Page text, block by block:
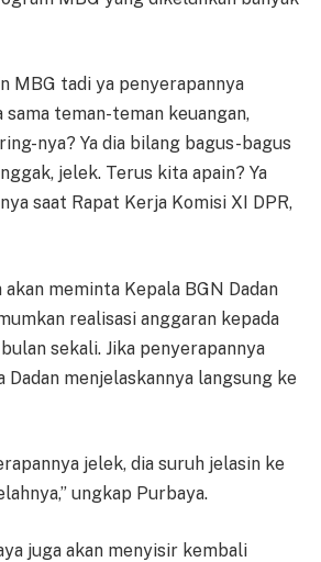
MBG tadi ya penyerapannya
sama teman-teman keuangan,
nya? Ya dia bilang bagus-bagus
jelek. Terus kita apain? Ya
saat Rapat Kerja Komisi XI DPR,
meminta Kepala BGN Dadan
realisasi anggaran kepada
sekali. Jika penyerapannya
Dadan menjelaskannya langsung ke
jelek, dia suruh jelasin ke
ungkap Purbaya.
juga akan menyisir kembali